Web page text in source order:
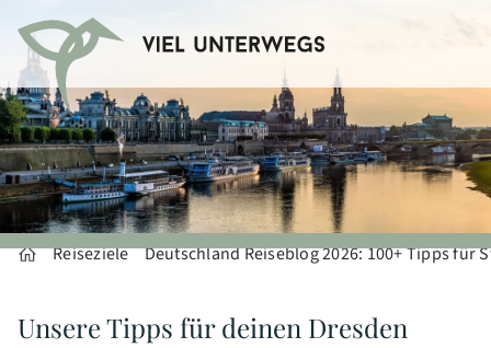
Reiseziele Deutschland Reiseblog 2026: 100+ Tipps für
Unsere Tipps für deinen Dresden